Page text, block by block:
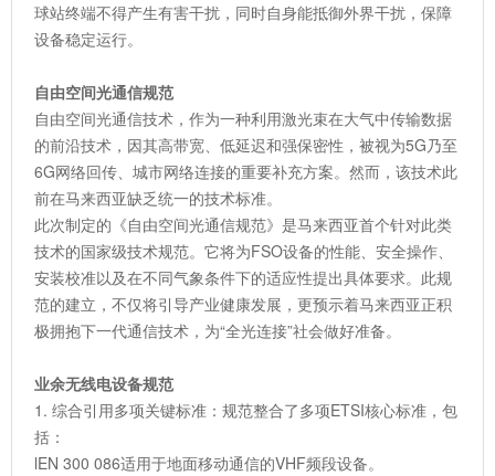
球站终端不得产生有害干扰，同时自身能抵御外界干扰，保障
设备稳定运行。
自由空间光通信规范
自由空间光通信技术，作为一种利用激光束在大气中传输数据
的前沿技术，因其高带宽、低延迟和强保密性，被视为5G乃至
6G网络回传、城市网络连接的重要补充方案。然而，该技术此
前在马来西亚缺乏统一的技术标准。
此次制定的《自由空间光通信规范》是马来西亚首个针对此类
技术的国家级技术规范。它将为FSO设备的性能、安全操作、
安装校准以及在不同气象条件下的适应性提出具体要求。此规
范的建立，不仅将引导产业健康发展，更预示着马来西亚正积
极拥抱下一代通信技术，为“全光连接”社会做好准备。
业余无线电设备规范
1. 综合引用多项关键标准：规范整合了多项ETSI核心标准，包
括：
lEN 300 086适用于地面移动通信的VHF频段设备。